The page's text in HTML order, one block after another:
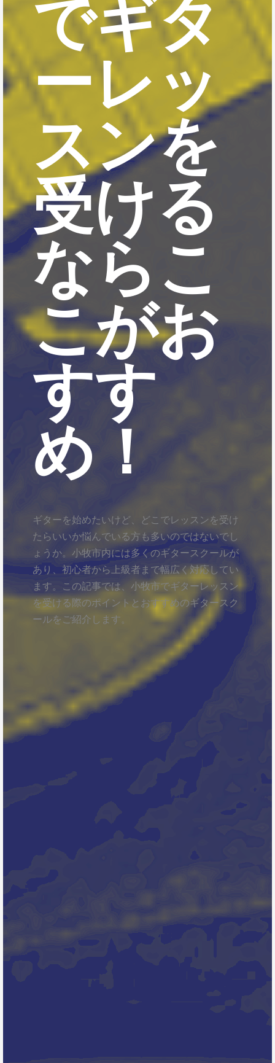
でギタ
ーレッ
スンを
受ける
ならこ
こがお
すす
め！
ギターを始めたいけど、どこでレッスンを受け
たらいいか悩んでいる方も多いのではないでし
ょうか。小牧市内には多くのギタースクールが
あり、初心者から上級者まで幅広く対応してい
ます。この記事では、小牧市でギターレッスン
を受ける際のポイントとおすすめのギタースク
ールをご紹介します。